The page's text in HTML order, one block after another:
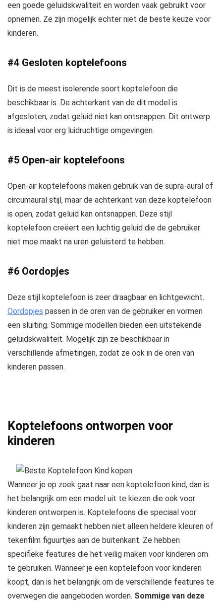
een goede geluidskwaliteit en worden vaak gebruikt voor
opnemen. Ze zijn mogelijk echter niet de beste keuze voor
kinderen.
#4 Gesloten koptelefoons
Dit is de meest isolerende soort koptelefoon die
beschikbaar is. De achterkant van de dit model is
afgesloten, zodat geluid niet kan ontsnappen. Dit ontwerp
is ideaal voor erg luidruchtige omgevingen.
#5 Open-air koptelefoons
Open-air koptelefoons maken gebruik van de supra-aural of
circumaural stijl, maar de achterkant van deze koptelefoon
is open, zodat geluid kan ontsnappen. Deze stijl
koptelefoon creëert een luchtig geluid die de gebruiker
niet moe maakt na uren geluisterd te hebben.
#6 Oordopjes
Deze stijl koptelefoon is zeer draagbaar en lichtgewicht.
Oordopjes passen in de oren van de gebruiker en vormen
een sluiting. Sommige modellen bieden een uitstekende
geluidskwaliteit. Mogelijk zijn ze beschikbaar in
verschillende afmetingen, zodat ze ook in de oren van
kinderen passen.
Koptelefoons ontworpen voor
kinderen
Wanneer je op zoek gaat naar een koptelefoon kind, dan is
het belangrijk om een model uit te kiezen die ook voor
kinderen ontworpen is. Koptelefoons die speciaal voor
kinderen zijn gemaakt hebben niet alleen heldere kleuren of
tekenfilm figuurtjes aan de buitenkant. Ze hebben
specifieke features die het veilig maken voor kinderen om
te gebruiken. Wanneer je een koptelefoon voor kinderen
koopt, dan is het belangrijk om de verschillende features te
overwegen die aangeboden worden. Sommige van deze